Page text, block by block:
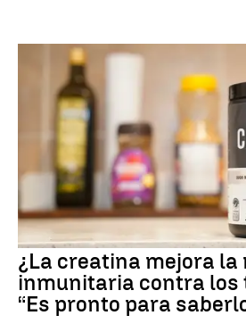
¿La creatina mejora la
inmunitaria contra los
“Es pronto para